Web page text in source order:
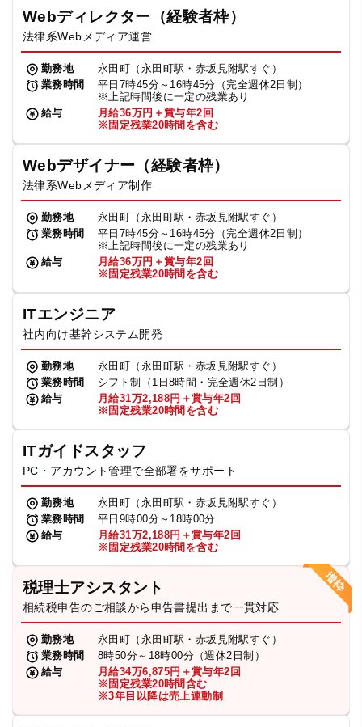
Webディレクター（経験者枠）
法律系Webメディア運営
勤務地
永田町（永田町駅・赤坂見附駅すぐ）
業務時間
平日7時45分～16時45分（完全週休2日制）
※上記時間後に一定の残業あり
給与
月給36万円＋賞与年2回
※固定残業20時間を含む
Webデザイナー（経験者枠）
法律系Webメディア制作
勤務地
永田町（永田町駅・赤坂見附駅すぐ）
業務時間
平日7時45分～16時45分（完全週休2日制）
※上記時間後に一定の残業あり
給与
月給36万円＋賞与年2回
※固定残業20時間を含む
ITエンジニア
社内向け基幹システム開発
勤務地
永田町（永田町駅・赤坂見附駅すぐ）
業務時間
シフト制（1日8時間・完全週休2日制）
給与
月給31万2,188円＋賞与年2回
※固定残業20時間を含む
ITガイドスタッフ
PC・アカウント管理で全部署をサポート
勤務地
永田町（永田町駅・赤坂見附駅すぐ）
業務時間
平日9時00分～18時00分
給与
月給31万2,188円＋賞与年2回
※固定残業20時間を含む
税理士アシスタント
相続税申告のご相談から申告書提出まで一貫対応
勤務地
永田町（永田町駅・赤坂見附駅すぐ）
業務時間
8時50分～18時00分（週休2日制）
給与
月給34万6,875円＋賞与年2回
※固定残業20時間含む
※3年目以降は売上連動制